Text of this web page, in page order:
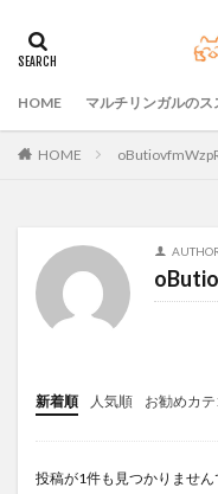
HOME マルチリンガルのス
HOME
新着順 人気順 お勧めカテ
投稿が1件も見つかりません
タグ
ウィルス対策
PCセットアップ